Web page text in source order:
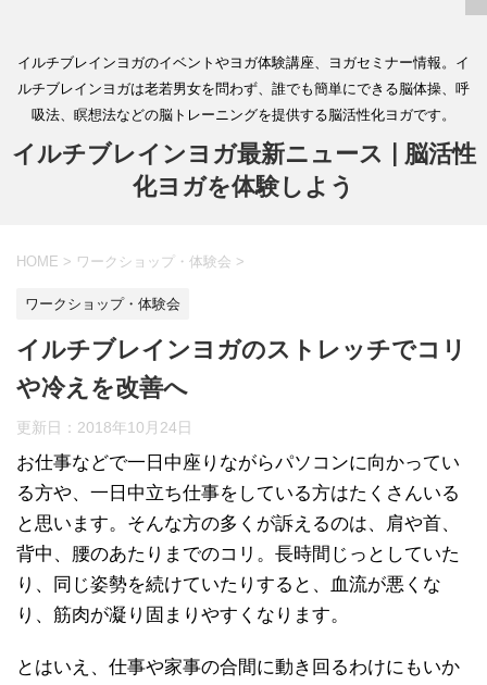
イルチブレインヨガのイベントやヨガ体験講座、ヨガセミナー情報。イ
ルチブレインヨガは老若男女を問わず、誰でも簡単にできる脳体操、呼
吸法、瞑想法などの脳トレーニングを提供する脳活性化ヨガです。
イルチブレインヨガ最新ニュース | 脳活性
化ヨガを体験しよう
HOME > ワークショップ・体験会 >
ワークショップ・体験会
イルチブレインヨガのストレッチでコリ
や冷えを改善へ
更新日： 2018年10月24日
お仕事などで一日中座りながらパソコンに向かってい
る方や、一日中立ち仕事をしている方はたくさんいる
と思います。そんな方の多くが訴えるのは、肩や首、
背中、腰のあたりまでのコリ。長時間じっとしていた
り、同じ姿勢を続けていたりすると、血流が悪くな
り、筋肉が凝り固まりやすくなります。
とはいえ、仕事や家事の合間に動き回るわけにもいか